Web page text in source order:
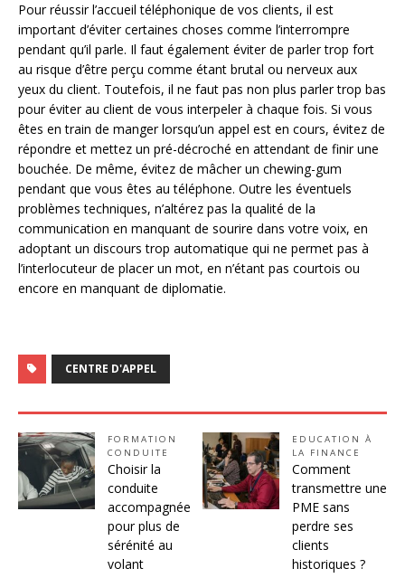
Pour réussir l’accueil téléphonique de vos clients, il est
important d’éviter certaines choses comme l’interrompre
pendant qu’il parle. Il faut également éviter de parler trop fort
au risque d’être perçu comme étant brutal ou nerveux aux
yeux du client. Toutefois, il ne faut pas non plus parler trop bas
pour éviter au client de vous interpeler à chaque fois. Si vous
êtes en train de manger lorsqu’un appel est en cours, évitez de
répondre et mettez un pré-décroché en attendant de finir une
bouchée. De même, évitez de mâcher un chewing-gum
pendant que vous êtes au téléphone. Outre les éventuels
problèmes techniques, n’altérez pas la qualité de la
communication en manquant de sourire dans votre voix, en
adoptant un discours trop automatique qui ne permet pas à
l’interlocuteur de placer un mot, en n’étant pas courtois ou
encore en manquant de diplomatie.
CENTRE D'APPEL
FORMATION
CONDUITE
Choisir la
conduite
accompagnée
pour plus de
sérénité au
volant
EDUCATION À
LA FINANCE
Comment
transmettre une
PME sans
perdre ses
clients
historiques ?